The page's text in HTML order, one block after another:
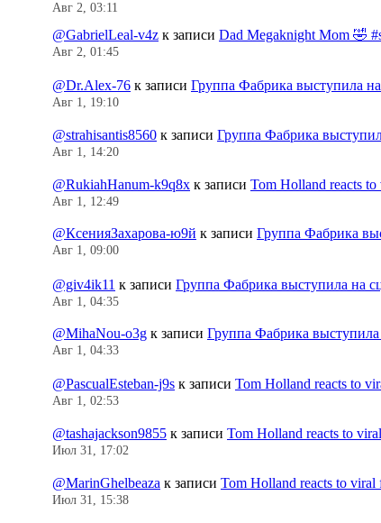
Авг 2, 03:11
@GabrielLeal-v4z к записи Dad Megaknight Mom 🤣
Авг 2, 01:45
@Dr.Alex-76 к записи Группа Фабрика выступила
Авг 1, 19:10
@strahisantis8560 к записи Группа Фабрика
Авг 1, 14:20
@RukiahHanum-k9q8x к записи Tom Holland reacts
Авг 1, 12:49
@КсенияЗахарова-ю9й к записи Группа Фабрика
Авг 1, 09:00
@giv4ik11 к записи Группа Фабрика выступила на
Авг 1, 04:35
@MihaNou-o3g к записи Группа Фабрика
Авг 1, 04:33
@PascualEsteban-j9s к записи Tom Holland reacts to
Авг 1, 02:53
@tashajackson9855 к записи Tom Holland reacts to
Июл 31, 17:02
@MarinGhelbeaza к записи Tom Holland reacts to
Июл 31, 15:38